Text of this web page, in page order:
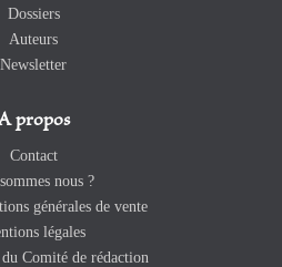
Dossiers
Auteurs
Newsletter
propos
Contact
nous ?
générales de vente
légales
Comité de rédaction